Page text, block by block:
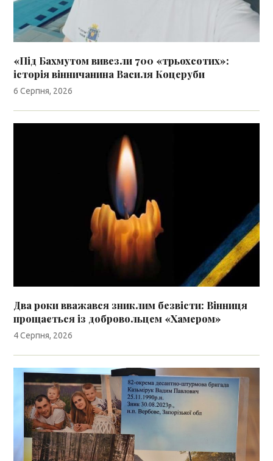
«Під Бахмутом вивезли 700 «трьохсотих»:
історія вінничанина Василя Коцеруби
6 Серпня, 2026
Два роки вважався зниклим безвісти: Вінниця
прощається із добровольцем «Хамером»
4 Серпня, 2026